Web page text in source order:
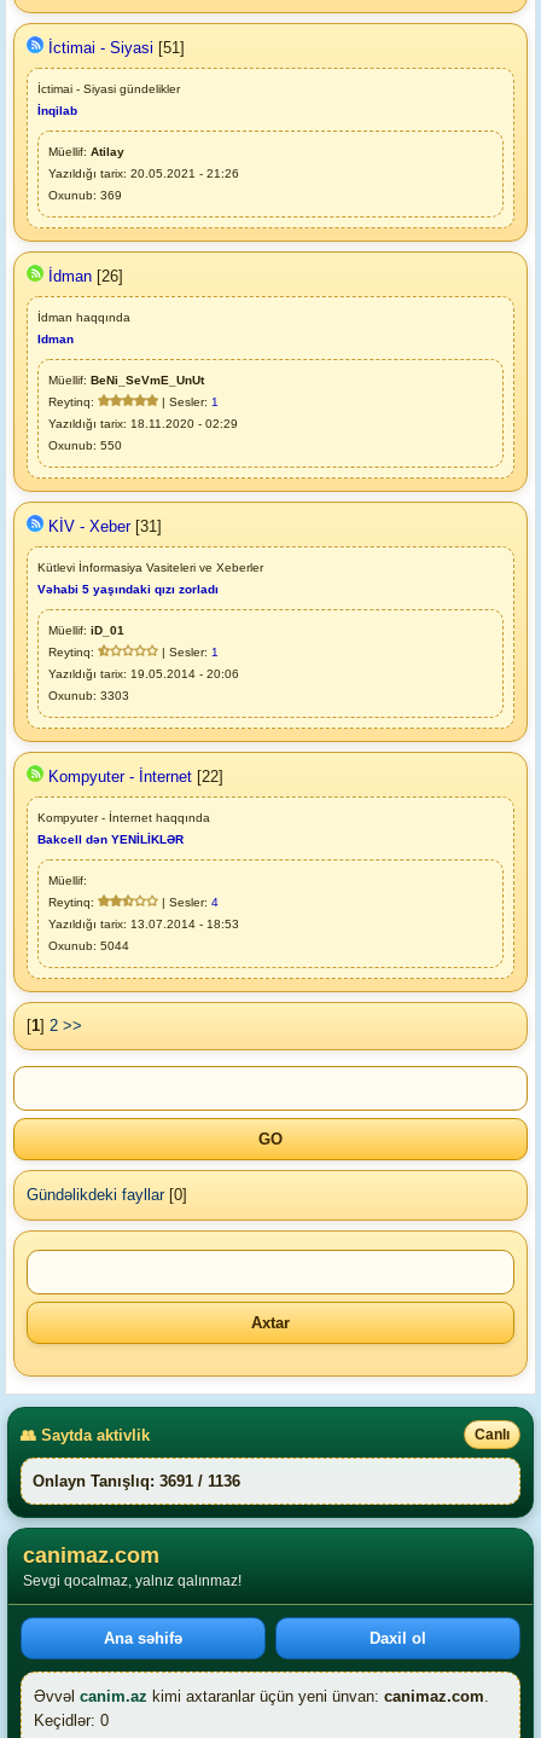
İctimai - Siyasi [51]
İctimai - Siyasi gündelikler
İnqilab
Müellif: Atilay
Yazıldığı tarix: 20.05.2021 - 21:26
Oxunub: 369
İdman [26]
İdman haqqında
Idman
Müellif: BeNi_SeVmE_UnUt
Reytinq:
| Sesler: 1
Yazıldığı tarix: 18.11.2020 - 02:29
Oxunub: 550
KİV - Xeber[31]
Kütlevi İnformasiya Vasiteleri ve Xeberler
Vəhabi 5 yaşındaki qızı zorladı
Müellif: iD_01
Reytinq:
| Sesler: 1
Yazıldığı tarix: 19.05.2014 - 20:06
Oxunub: 3303
Kompyuter - İnternet [22]
Kompyuter - İnternet haqqında
Bakcell dən YENİLİKLƏR
Müellif:
Reytinq:
| Sesler: 4
Yazıldığı tarix: 13.07.2014 - 18:53
Oxunub: 5044
[1] 2 >>
Gündəlikdeki fayllar[0]
👥 Saytda aktivlik Canlı
Onlayn Tanışlıq: 3691 / 1136
canimaz.com
Sevgi qocalmaz, yalnız qalınmaz!
Ana səhifə Daxil ol
Əvvəl canim.az kimi axtaranlar üçün yeni ünvan: canimaz.com.
Keçidlər: 0